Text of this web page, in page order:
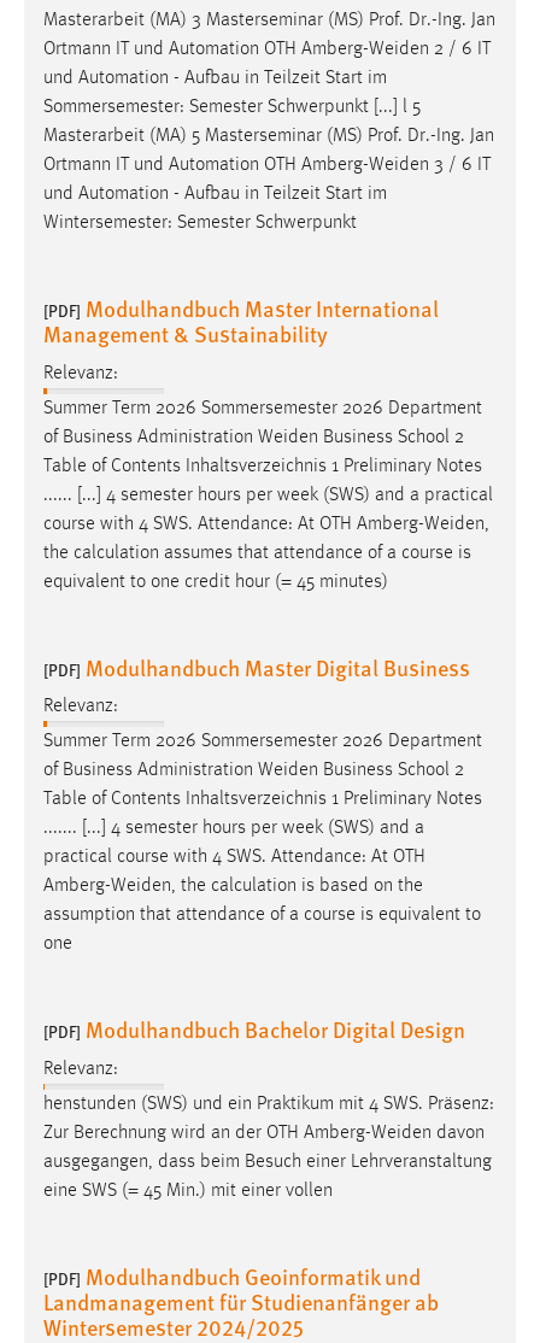
Masterarbeit (MA) 3 Masterseminar (MS) Prof. Dr.-Ing. Jan
Ortmann IT und Automation OTH Amberg-Weiden 2 / 6 IT
und Automation - Aufbau in Teilzeit Start im
Sommersemester: Semester Schwerpunkt [...] l 5
Masterarbeit (MA) 5 Masterseminar (MS) Prof. Dr.-Ing. Jan
Ortmann IT und Automation OTH Amberg-Weiden 3 / 6 IT
und Automation - Aufbau in Teilzeit Start im
Wintersemester: Semester Schwerpunkt
[PDF] Modulhandbuch Master International
Management & Sustainability
Relevanz:
Summer Term 2026 Sommersemester 2026 Department
of Business Administration Weiden Business School 2
Table of Contents Inhaltsverzeichnis 1 Preliminary Notes
...... [...] 4 semester hours per week (SWS) and a practical
course with 4 SWS. Attendance: At OTH Amberg-Weiden,
the calculation assumes that attendance of a course is
equivalent to one credit hour (= 45 minutes)
[PDF] Modulhandbuch Master Digital Business
Relevanz:
Summer Term 2026 Sommersemester 2026 Department
of Business Administration Weiden Business School 2
Table of Contents Inhaltsverzeichnis 1 Preliminary Notes
....... [...] 4 semester hours per week (SWS) and a
practical course with 4 SWS. Attendance: At OTH
Amberg-Weiden, the calculation is based on the
assumption that attendance of a course is equivalent to
one
[PDF] Modulhandbuch Bachelor Digital Design
Relevanz:
henstunden (SWS) und ein Praktikum mit 4 SWS. Präsenz:
Zur Berechnung wird an der OTH Amberg-Weiden davon
ausgegangen, dass beim Besuch einer Lehrveranstaltung
eine SWS (= 45 Min.) mit einer vollen
[PDF] Modulhandbuch Geoinformatik und
Landmanagement für Studienanfänger ab
Wintersemester 2024/2025